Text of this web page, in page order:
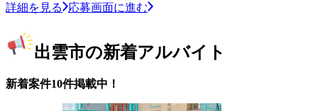
詳細を見る 応募画面に進む
出雲市の新着アルバイト
新着案件10件掲載中！